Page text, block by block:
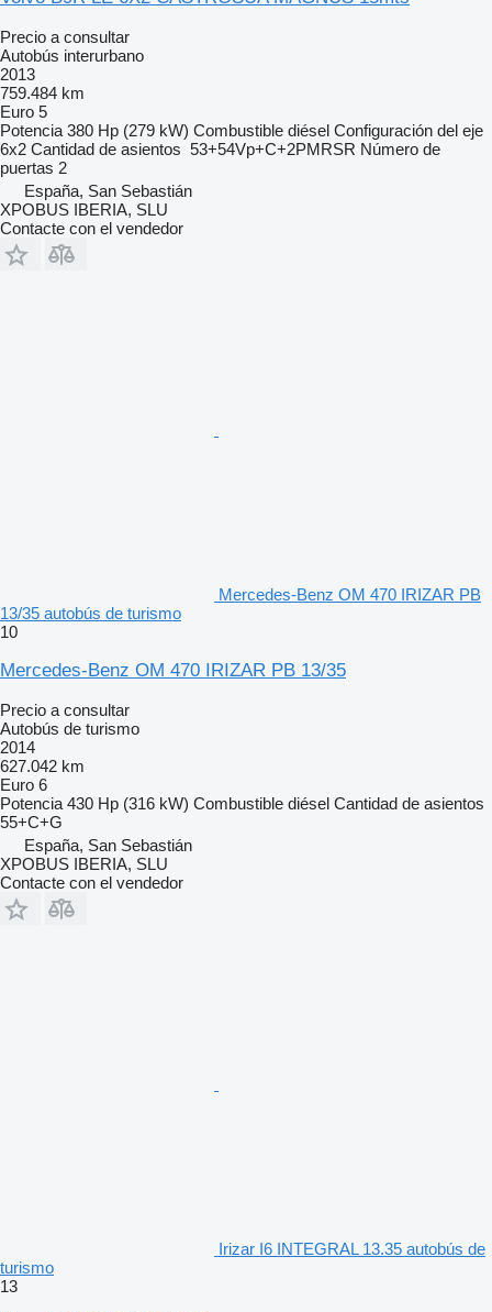
Precio a consultar
Autobús interurbano
2013
759.484 km
Euro 5
Potencia 380 Hp (279 kW) Combustible diésel Configuración del eje
6x2 Cantidad de asientos 53+54Vp+C+2PMRSR Número de
puertas 2
España, San Sebastián
XPOBUS IBERIA, SLU
Contacte con el vendedor
Mercedes-Benz OM 470 IRIZAR PB
13/35 autobús de turismo
10
Mercedes-Benz OM 470 IRIZAR PB 13/35
Precio a consultar
Autobús de turismo
2014
627.042 km
Euro 6
Potencia 430 Hp (316 kW) Combustible diésel Cantidad de asientos
55+C+G
España, San Sebastián
XPOBUS IBERIA, SLU
Contacte con el vendedor
Irizar I6 INTEGRAL 13.35 autobús de
turismo
13